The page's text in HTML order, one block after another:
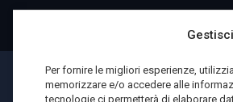
Per fornire le migliori esperienze,
memorizzare e/o accedere alle
tecnologie ci permetterà di elaborare